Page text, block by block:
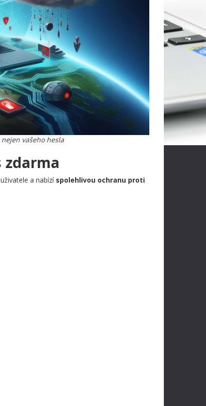
vašeho hesla
zdarma
a nabízí spolehlivou ochranu proti